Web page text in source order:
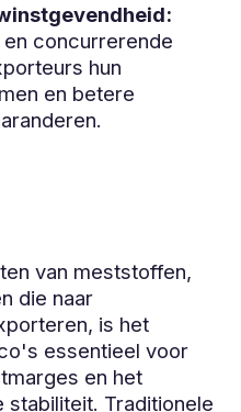
concurrerende
hun
en betere
van meststoffen,
die naar
is het
essentieel voor
en het
stabiliteit. Traditionele